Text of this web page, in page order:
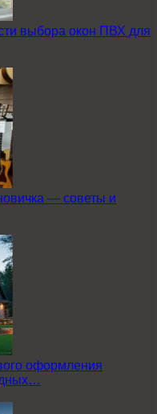
выбора окон ПВХ для
— советы и
оформления